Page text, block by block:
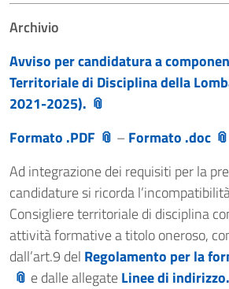
Archivio
Avviso per candidatura a
Territoriale di Disciplina della
2021-2025).
Formato .PDF
–Formato .doc
Ad integrazione dei requisiti per la
candidature si ricorda
Consigliere territoriale di disciplina
attività formative a titolo oneroso,
dall’art.9 del Regolamento per la
e dalle allegateLinee di indirizzo.